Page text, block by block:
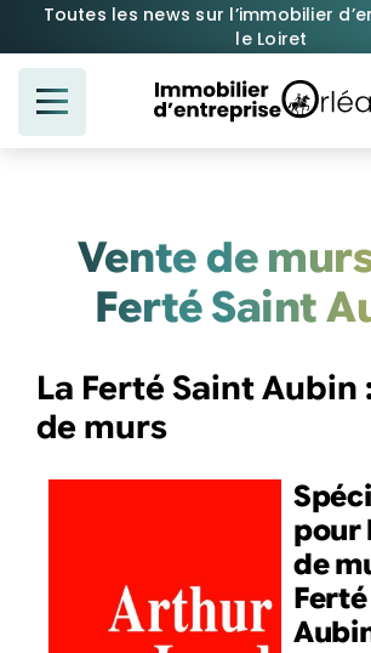
Passer
contenu
Toutes les news sur l’immobilier
le Loiret
Vente de
Ferté Saint
La Ferté Saint Aubin
de murs
pour
de